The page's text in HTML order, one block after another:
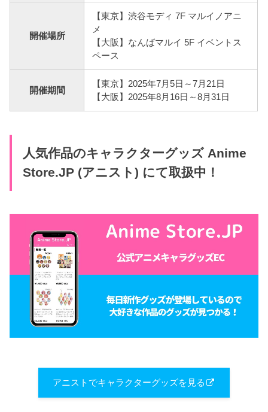
開催場所
【東京】渋谷モディ 7F マルイノアニ
メ
【大阪】なんばマルイ 5F イベントス
ペース
開催期間
【東京】2025年7月5日～7月21日
【大阪】2025年8月16日～8月31日
人気作品のキャラクターグッズ Anime
Store.JP (アニスト) にて取扱中！
アニストでキャラクターグッズを見る